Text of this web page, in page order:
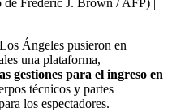
de Frederic J. Brown / AFP) |
Ángeles pusieron en
una plataforma,
gestiones para el ingreso en
técnicos y partes
los espectadores.